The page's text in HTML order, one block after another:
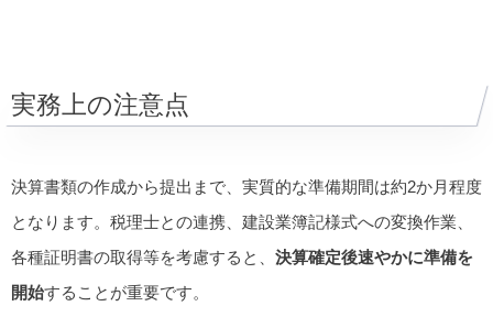
実務上の注意点
決算書類の作成から提出まで、実質的な準備期間は約2か月程度
となります。税理士との連携、建設業簿記様式への変換作業、
各種証明書の取得等を考慮すると、 決算確定後速やかに準備を
開始することが重要です。